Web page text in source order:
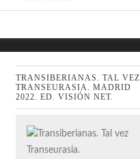
TRANSIBERIANAS. TAL VEZ
TRANSEURASIA. MADRID
2022. ED. VISIÓN NET.